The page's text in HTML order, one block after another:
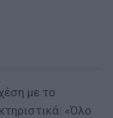
με το
«Όλο